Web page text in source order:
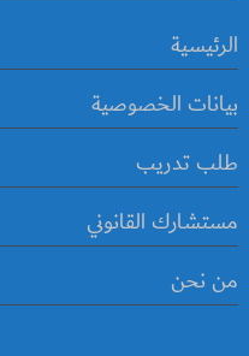
الرئيسية
بيانات الخصوصية
طلب تدريب
مستشارك القانوني
من نحن